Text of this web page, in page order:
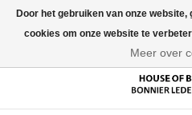
Door het gebruiken van onze
cookies om onze website te
Meer over